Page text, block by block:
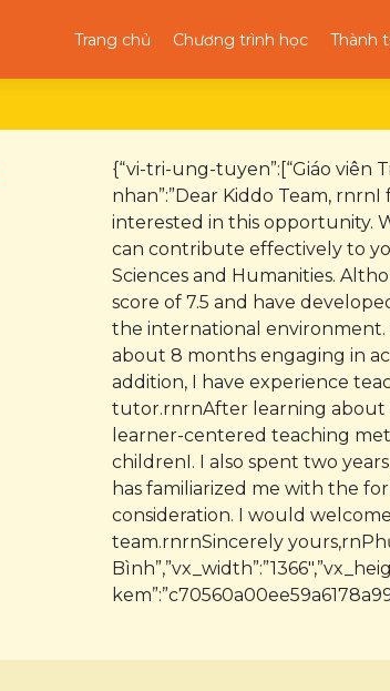
em
Trang chủ Chương trình học Thành
{“vi-tri-ung-tuyen”:[“Giáo viên
nhan”:”Dear Kiddo Team,
interested in this opportunity.
can contribute effectively to
Sciences and Humanities.
score of 7.5 and have
the international
about 8 months engaging in
addition, I have experience
tutor.rnrnAfter learning about
learner-centered teaching
childrenI. I also spent two
has familiarized me with the
consideration. I would
team.rnrnSincerely